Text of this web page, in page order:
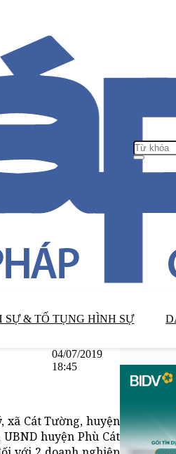
SỰ & TỐ TỤNG HÌNH SỰ
04/07/2019
18:45
xã Cát Tường, huyện
huyện Phù Cát